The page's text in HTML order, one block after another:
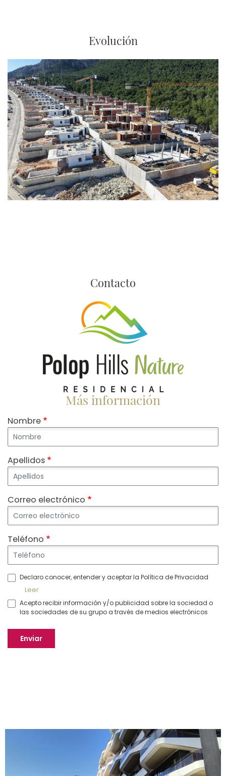
Evolución
Imagen
Contacto
Más información
Nombre
Apellidos
Correo electrónico
Teléfono
Declaro conocer, entender y aceptar la Política de Privacidad
Leer
Acepto recibir información y/o publicidad sobre la sociedad o
las sociedades de su grupo a través de medios electrónicos